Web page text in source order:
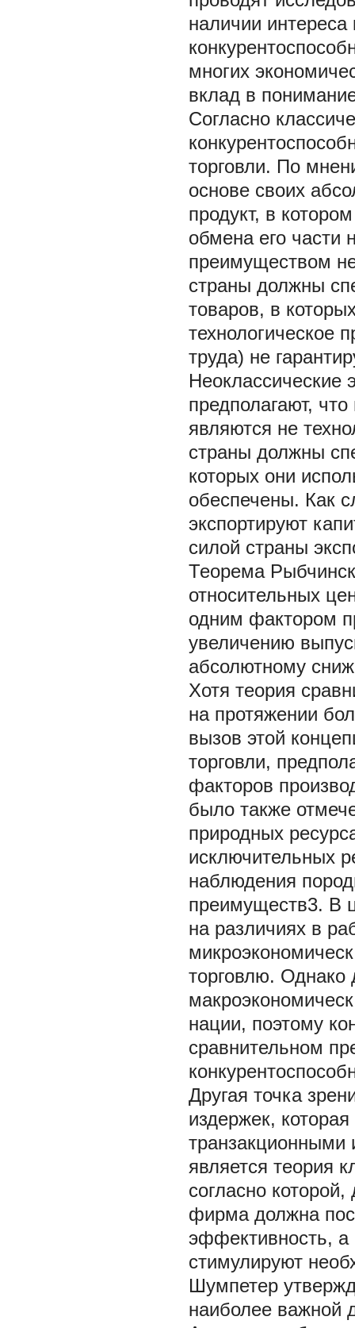
наличии
многих
вклад в
Согласно
торговли. По
основе своих
продукт, в
обмена его части
преимуществом
страны должны
товаров, в
технологическое
труда) не
Неоклассические
предполагают,
являются не
страны должны
которых они
обеспечены. Как
экспортируют
силой страны
Теорема
относительных
одним фактором
увеличению
абсолютному
Хотя теория
на протяжении
вызов этой
торговли,
факторов
было также
природных
исключительных
наблюдения
преимуществ3. В
на различиях в
торговлю. Однако
нации, поэтому
сравнительном
Другая точка
издержек,
транзакционными
является теория
согласно
фирма должна
эффективность, а
стимулируют
Шумпетер
наиболее важной